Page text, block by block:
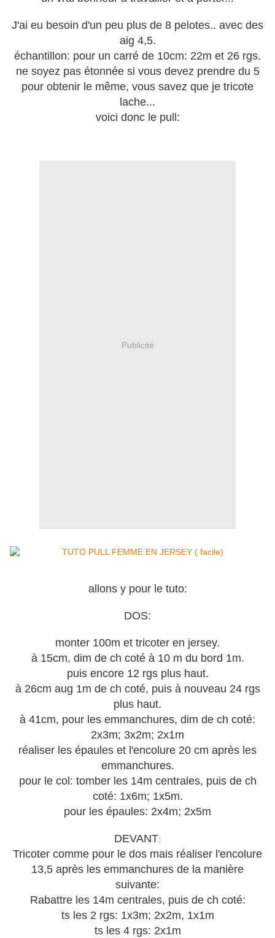
J'ai eu besoin d'un peu plus de 8 pelotes.. avec des
aig 4,5.
échantillon: pour un carré de 10cm: 22m et 26 rgs.
ne soyez pas étonnée si vous devez prendre du 5
pour obtenir le même, vous savez que je tricote
lache...
voici donc le pull:
Publicité
allons y pour le tuto:
DOS:
monter 100m et tricoter en jersey.
à 15cm, dim de ch coté à 10 m du bord 1m.
puis encore 12 rgs plus haut.
à 26cm aug 1m de ch coté, puis à nouveau 24 rgs
plus haut.
à 41cm, pour les emmanchures, dim de ch coté:
2x3m; 3x2m; 2x1m
réaliser les épaules et l'encolure 20 cm après les
emmanchures.
pour le col: tomber les 14m centrales, puis de ch
coté: 1x6m; 1x5m.
pour les épaules: 2x4m; 2x5m
DEVANT:
Tricoter comme pour le dos mais réaliser l'encolure
13,5 après les emmanchures de la manière
suivante:
Rabattre les 14m centrales, puis de ch coté:
ts les 2 rgs: 1x3m; 2x2m, 1x1m
ts les 4 rgs: 2x1m